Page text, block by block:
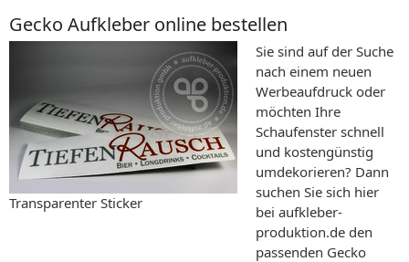
Gecko Aufkleber online bestellen
Transparenter Sticker
Sie sind auf der Suche
nach einem neuen
Werbeaufdruck oder
möchten Ihre
Schaufenster schnell
und kostengünstig
umdekorieren? Dann
suchen Sie sich hier
bei aufkleber-
produktion.de den
passenden Gecko